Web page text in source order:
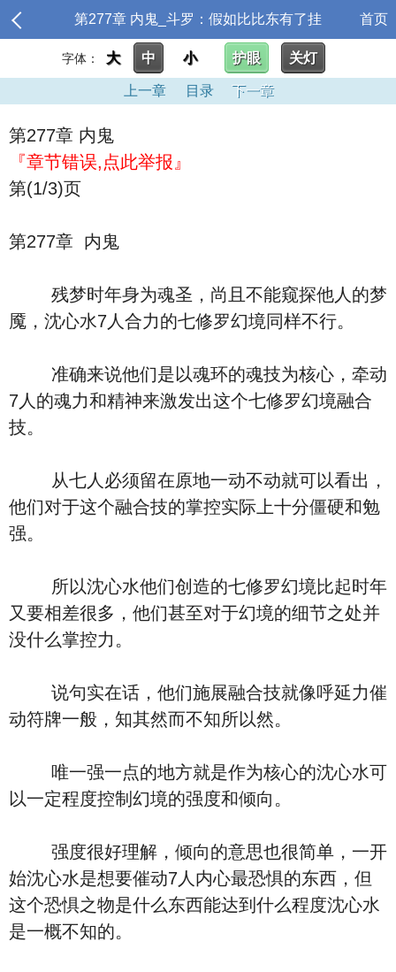
第277章 内鬼_斗罗：假如比比东有了挂 首页
字体： 大 中 小 护眼 关灯
上一章 目录 下一章
第277章 内鬼
『章节错误,点此举报』
第(1/3)页
第277章 内鬼
残梦时年身为魂圣，尚且不能窥探他人的梦
魇，沈心水7人合力的七修罗幻境同样不行。
准确来说他们是以魂环的魂技为核心，牵动
7人的魂力和精神来激发出这个七修罗幻境融合
技。
从七人必须留在原地一动不动就可以看出，
他们对于这个融合技的掌控实际上十分僵硬和勉
强。
所以沈心水他们创造的七修罗幻境比起时年
又要相差很多，他们甚至对于幻境的细节之处并
没什么掌控力。
说句实在话，他们施展融合技就像呼延力催
动符牌一般，知其然而不知所以然。
唯一强一点的地方就是作为核心的沈心水可
以一定程度控制幻境的强度和倾向。
强度很好理解，倾向的意思也很简单，一开
始沈心水是想要催动7人内心最恐惧的东西，但
这个恐惧之物是什么东西能达到什么程度沈心水
是一概不知的。